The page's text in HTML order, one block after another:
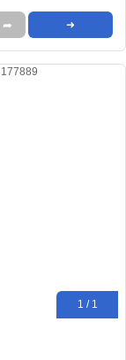
➦ ➜
1 / 1